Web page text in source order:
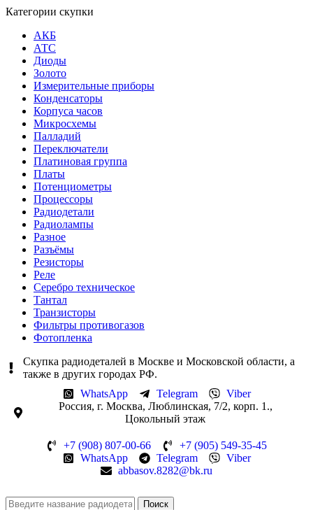
Категории скупки
АКБ
АТС
Диоды
Золото
Измерительные приборы
Конденсаторы
Корпуса часов
Микросхемы
Палладий
Переключатели
Платиновая группа
Платы
Потенциометры
Процессоры
Радиодетали
Радиолампы
Разное
Разъёмы
Резисторы
Реле
Серебро техническое
Тантал
Транзисторы
Фильтры противогазов
Фотопленка
Скупка радиодеталей в Москве и Московской области, а
также в других городах РФ.
WhatsApp
Telegram
Viber
Россия, г. Москва, Люблинская, 7/2, корп. 1.,
Цокольный этаж
+7 (908) 807-00-66
+7 (905) 549-35-45
WhatsApp
Telegram
Viber
abbasov.8282@bk.ru
Поиск